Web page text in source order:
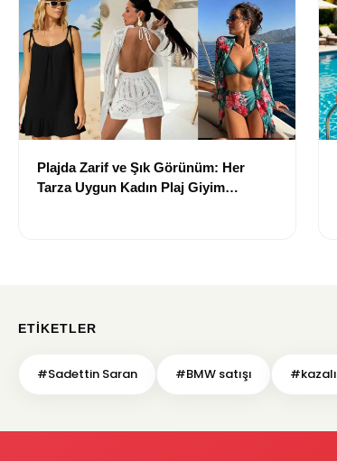
Plajda Zarif ve Şık Görünüm: Her
Tarza Uygun Kadın Plaj Giyim
ETIKETLER
#Sadettin Saran #BMW satışı